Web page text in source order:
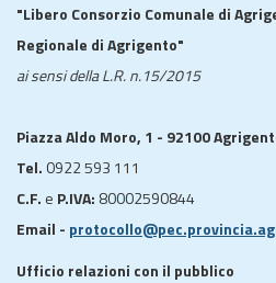
"Libero Consorzio Comunale di
Regionale di Agrigento"
ai sensi della L.R. n.15/2015
Piazza Aldo Moro, 1 - 92100
Tel. 0922 593 111
C.F. e P.IVA: 80002590844
Email -
Ufficio relazioni con il pubblico